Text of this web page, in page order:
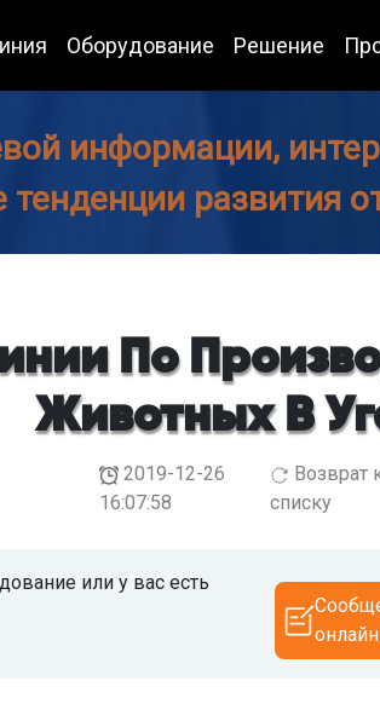
Оборудование Решение
информации,
тенденции развития
По
Животных В
2019-12-26
16:07:58
Возврат
списку
или у вас есть
онлайн